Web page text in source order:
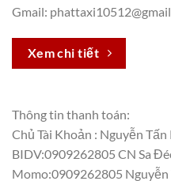
Gmail:
Xem chi tiết
Thông tin thanh toán:
Chủ Tài Khoản : Nguyễn Tấn
BIDV:0909262805 CN Sa
Momo:0909262805 Nguyễn